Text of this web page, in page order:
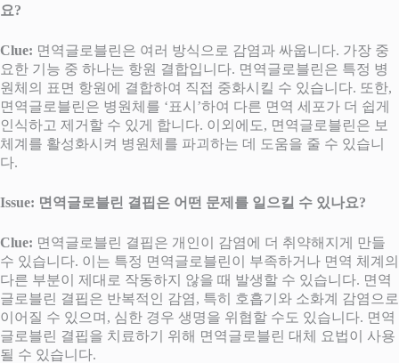
요?
Clue: 면역글로블린은 여러 방식으로 감염과 싸웁니다. 가장 중
요한 기능 중 하나는 항원 결합입니다. 면역글로블린은 특정 병
원체의 표면 항원에 결합하여 직접 중화시킬 수 있습니다. 또한,
면역글로블린은 병원체를 ‘표시’하여 다른 면역 세포가 더 쉽게
인식하고 제거할 수 있게 합니다. 이외에도, 면역글로블린은 보
체계를 활성화시켜 병원체를 파괴하는 데 도움을 줄 수 있습니
다.
Issue: 면역글로블린 결핍은 어떤 문제를 일으킬 수 있나요?
Clue: 면역글로블린 결핍은 개인이 감염에 더 취약해지게 만들
수 있습니다. 이는 특정 면역글로블린이 부족하거나 면역 체계의
다른 부분이 제대로 작동하지 않을 때 발생할 수 있습니다. 면역
글로블린 결핍은 반복적인 감염, 특히 호흡기와 소화계 감염으로
이어질 수 있으며, 심한 경우 생명을 위협할 수도 있습니다. 면역
글로블린 결핍을 치료하기 위해 면역글로블린 대체 요법이 사용
될 수 있습니다.